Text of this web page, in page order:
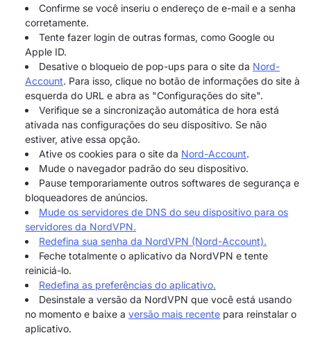
Confirme se você inseriu o endereço de e-mail e a senha
corretamente.
Tente fazer login de outras formas, como Google ou
Apple ID.
Desative o bloqueio de pop-ups para o site da Nord-
Account. Para isso, clique no botão de informações do site à
esquerda do URL e abra as "Configurações do site".
Verifique se a sincronização automática de hora está
ativada nas configurações do seu dispositivo. Se não
estiver, ative essa opção.
Ative os cookies para o site da Nord-Account.
Mude o navegador padrão do seu dispositivo.
Pause temporariamente outros softwares de segurança e
bloqueadores de anúncios.
Mude os servidores de DNS do seu dispositivo para os
servidores da NordVPN.
Redefina sua senha da NordVPN (Nord-Account).
Feche totalmente o aplicativo da NordVPN e tente
reiniciá-lo.
Redefina as preferências do aplicativo.
Desinstale a versão da NordVPN que você está usando
no momento e baixe a versão mais recente para reinstalar o
aplicativo.